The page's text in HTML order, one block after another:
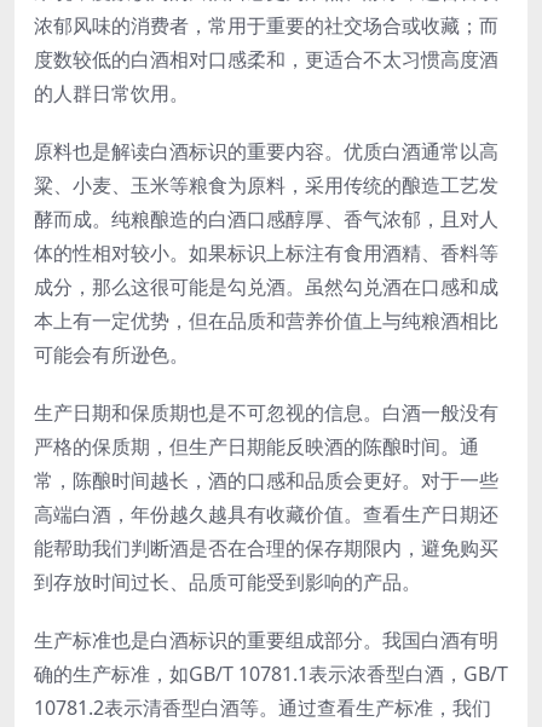
浓郁风味的消费者，常用于重要的社交场合或收藏；而
度数较低的白酒相对口感柔和，更适合不太习惯高度酒
的人群日常饮用。
原料也是解读白酒标识的重要内容。优质白酒通常以高
粱、小麦、玉米等粮食为原料，采用传统的酿造工艺发
酵而成。纯粮酿造的白酒口感醇厚、香气浓郁，且对人
体的性相对较小。如果标识上标注有食用酒精、香料等
成分，那么这很可能是勾兑酒。虽然勾兑酒在口感和成
本上有一定优势，但在品质和营养价值上与纯粮酒相比
可能会有所逊色。
生产日期和保质期也是不可忽视的信息。白酒一般没有
严格的保质期，但生产日期能反映酒的陈酿时间。通
常，陈酿时间越长，酒的口感和品质会更好。对于一些
高端白酒，年份越久越具有收藏价值。查看生产日期还
能帮助我们判断酒是否在合理的保存期限内，避免购买
到存放时间过长、品质可能受到影响的产品。
生产标准也是白酒标识的重要组成部分。我国白酒有明
确的生产标准，如GB/T 10781.1表示浓香型白酒，GB/T
10781.2表示清香型白酒等。通过查看生产标准，我们